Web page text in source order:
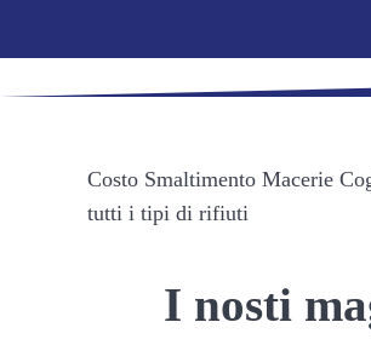
Costo Smaltimento Macerie
tutti i tipi di rifiuti
I nosti